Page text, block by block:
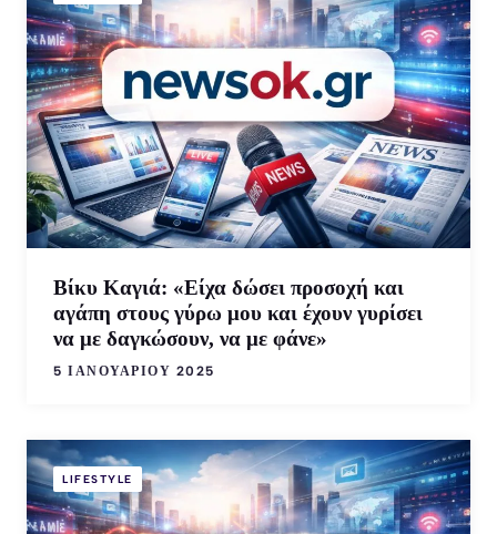
Βίκυ Καγιά: «Είχα δώσει προσοχή και
αγάπη στους γύρω μου και έχουν γυρίσει
να με δαγκώσουν, να με φάνε»
5 ΙΑΝΟΥΑΡΊΟΥ 2025
LIFESTYLE